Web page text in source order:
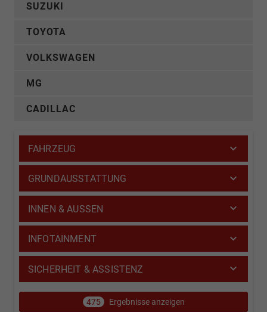
SUZUKI
TOYOTA
VOLKSWAGEN
MG
CADILLAC
FAHRZEUG
GRUNDAUSSTATTUNG
INNEN & AUSSEN
INFOTAINMENT
SICHERHEIT & ASSISTENZ
475 Ergebnisse anzeigen